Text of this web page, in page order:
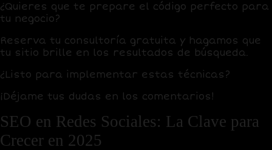
¿Quieres que te prepare el código perfecto para
tu negocio?
Reserva tu consultoría gratuita y hagamos que
tu sitio brille en los resultados de búsqueda.
¿Listo para implementar estas técnicas?
¡Déjame tus dudas en los comentarios!
SEO en Redes Sociales: La Clave para
Crecer en 2025